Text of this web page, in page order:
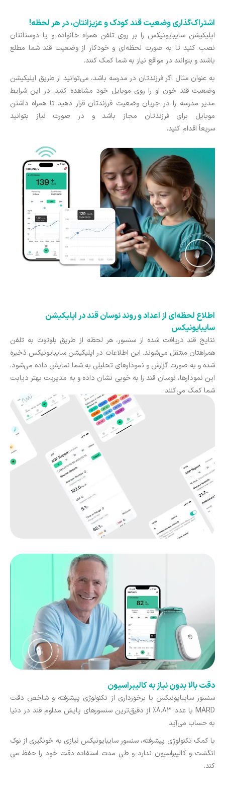
اشتراک‌گذاری وضعیت قند کودک و عزیزانتان، در هر لحظه!
اپلیکیشن سایبایونیکس را بر روی تلفن همراه خانواده و یا دوستانتان
نصب کنید تا به صورت لحظه‌ای و خودکار از وضعیت قند شما مطلع
باشند و بتوانند در مواقع نیاز به شما کمک کنند.
به عنوان مثال اگر فرزندتان در مدرسه باشد، می‌توانید از طریق اپلیکیشن
وضعیت قند خون او را روی موبایل خود مشاهده کنید. در این شرایط
مدیر مدرسه را در جریان وضعیت فرزندتان قرار دهید تا همراه داشتن
موبایل برای فرزندتان مجاز باشد و در صورت نیاز بتوانید
سریعاً اقدام کنید.
اطلاع لحظه‌ای از اعداد و روند نوسان قند در اپلیکیشن
سایبایونیکس
نتایج قندِ دریافت شده از سنسور، هر لحظه از طریق بلوتوث به تلفن
همراهتان منتقل می‌شوند. این اطلاعات در اپلیکیشن سایبایونیکس ذخیره
شده و به صورت گزارش و نمودارهای تحلیلی به شما نمایش داده می‌شود.
این نمودارها، نوسان قند را به خوبی نشان داده و به مدیریت بهتر دیابت
شما کمک می‌کنند.
دقت بالا بدون نیاز به کالیبراسیون
سنسور سایبایونیکس با برخورداری از تکنولوژی پیشرفته و شاخص دقت
MARD با عدد 8.83% از دقیق‌ترین سنسورهای پایش مداوم قند در دنیا
به حساب می‌آید.
با کمک تکنولوژی پیشرفته، سنسور سایبایونیکس نیازی به خونگیری از نوک
انگشت و کالیبراسیون ندارد و طی مدت استفاده دقت خود را حفظ می
کند.